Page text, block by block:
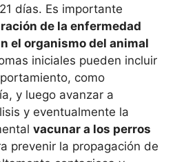
días. Es importante
de la enfermedad
el organismo del animal
iniciales pueden incluir
como
y luego avanzar a
y eventualmente la
vacunar a los perros
prevenir la propagación de